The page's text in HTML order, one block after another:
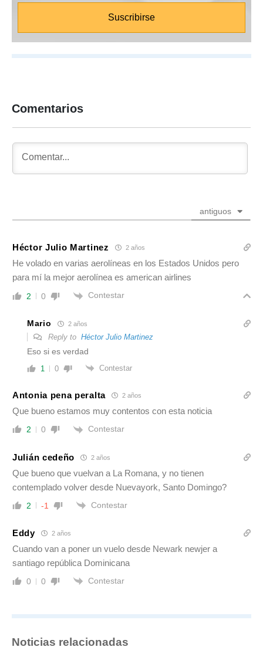
Comentarios
antiguos
Héctor Julio Martinez 2 años
He volado en varias aerolíneas en los Estados Unidos pero
para mí la mejor aerolínea es american airlines
2 0 Contestar
Mario 2 años
Reply to Héctor Julio Martinez
Eso si es verdad
1 0 Contestar
Antonia pena peralta 2 años
Que bueno estamos muy contentos con esta noticia
2 0 Contestar
Julián cedeño 2 años
Que bueno que vuelvan a La Romana, y no tienen
contemplado volver desde Nuevayork, Santo Domingo?
2 -1 Contestar
Eddy 2 años
Cuando van a poner un vuelo desde Newark newjer a
santiago república Dominicana
0 0 Contestar
Noticias relacionadas